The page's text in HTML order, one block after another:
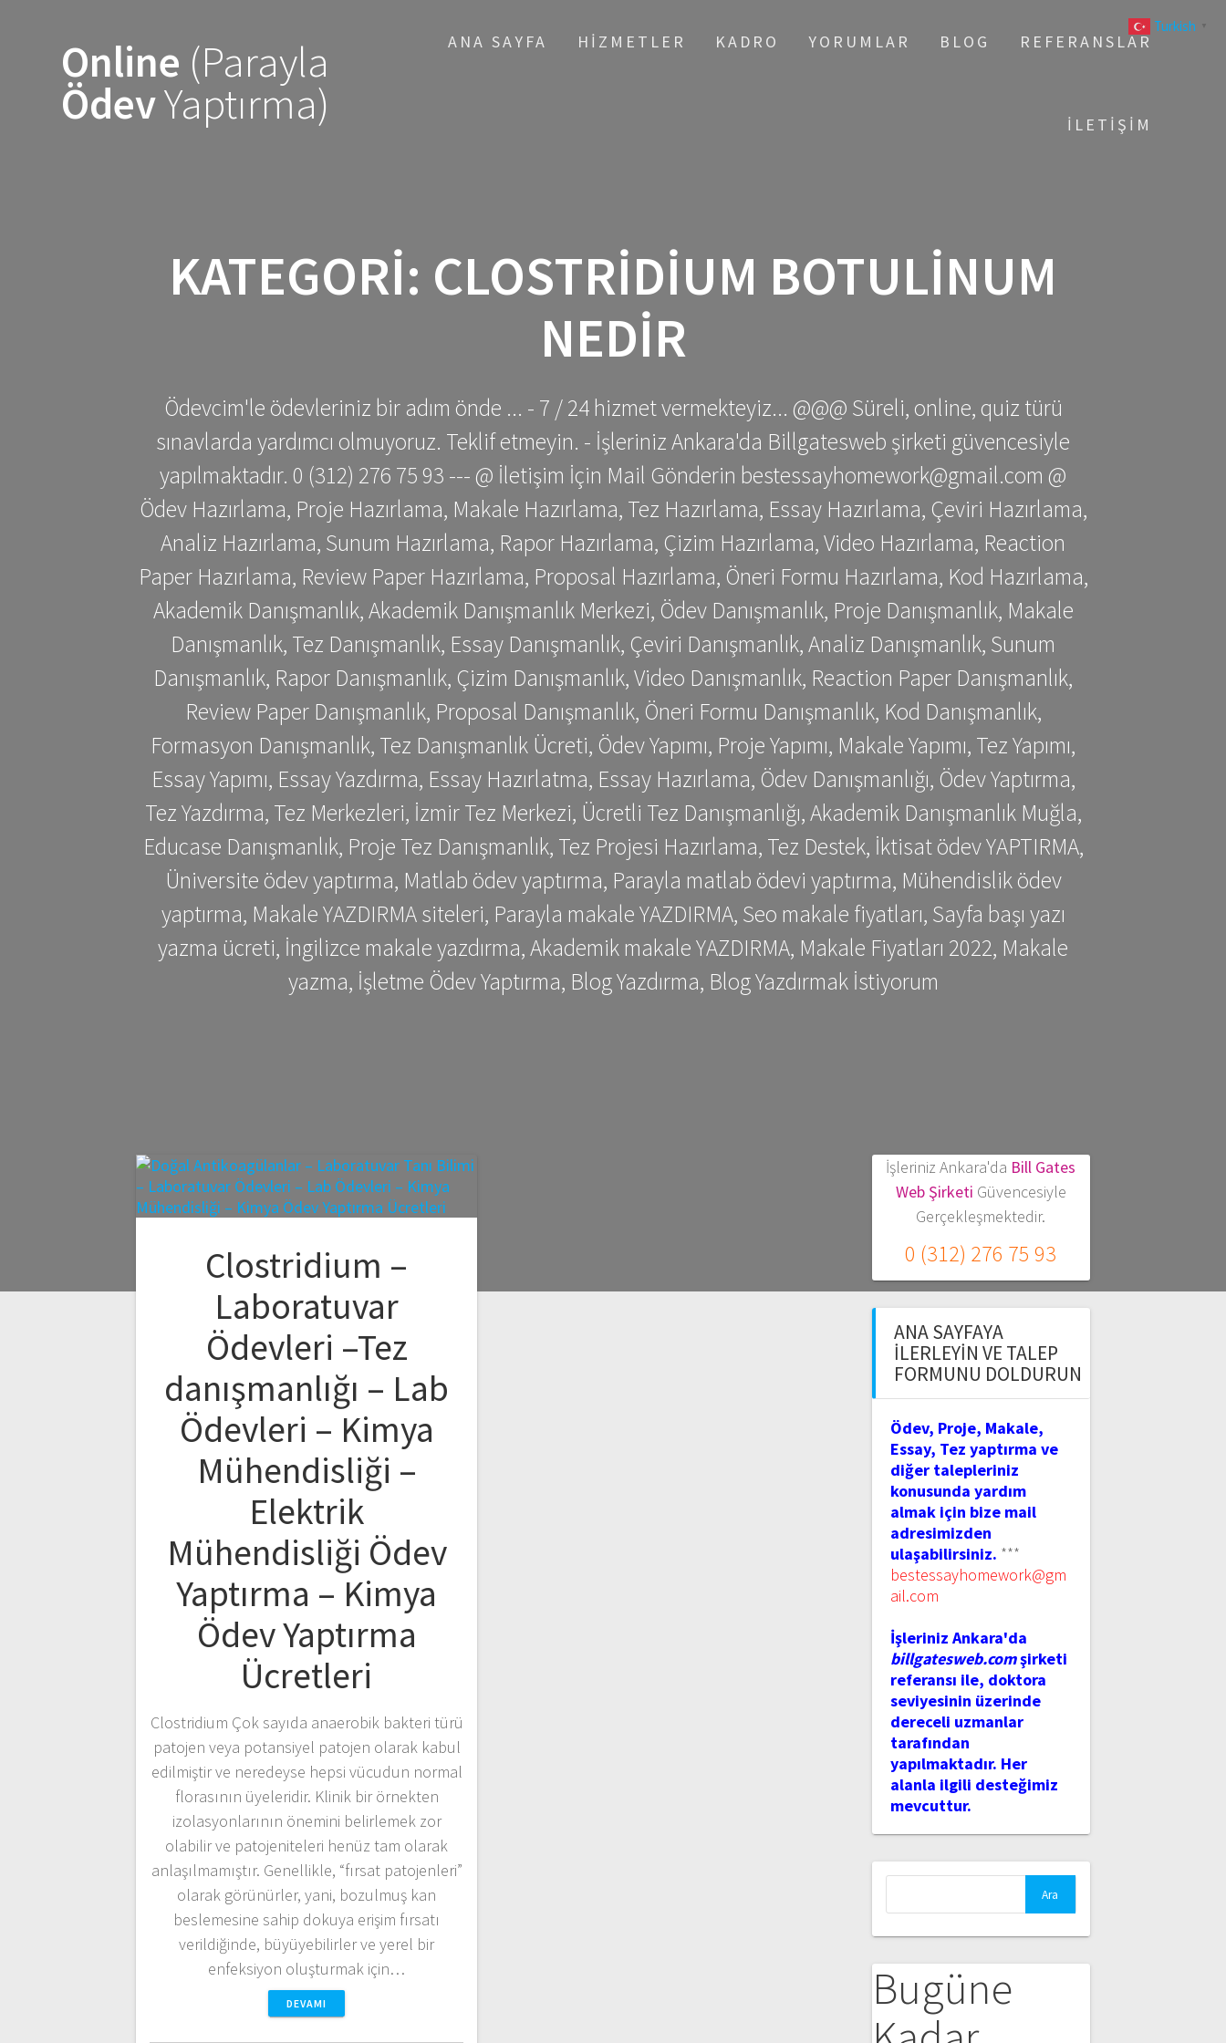
Online (Parayla
ÖdevYaptırma)
ANA SAYFA HIZMETLER KADRO YORUMLAR BLOG REFERANSLAR
İLETIŞIM
KATEGORI: CLOSTRIDIUM BOTULINUM
NEDIR
Ödevcim'le ödevleriniz bir adım önde ... - 7 / 24 hizmet vermekteyiz... @@@ Süreli, online, quiz türü
sınavlarda yardımcı olmuyoruz. Teklif etmeyin. - İşleriniz Ankara'da Billgatesweb şirketi güvencesiyle
yapılmaktadır. 0 (312) 276 75 93 --- @ İletişim İçin Mail Gönderin bestessayhomework@gmail.com @
Ödev Hazırlama, Proje Hazırlama, Makale Hazırlama, Tez Hazırlama, Essay Hazırlama, Çeviri Hazırlama,
Analiz Hazırlama, Sunum Hazırlama, Rapor Hazırlama, Çizim Hazırlama, Video Hazırlama, Reaction
Paper Hazırlama, Review Paper Hazırlama, Proposal Hazırlama, Öneri Formu Hazırlama, Kod Hazırlama,
Akademik Danışmanlık, Akademik Danışmanlık Merkezi, Ödev Danışmanlık, Proje Danışmanlık, Makale
Danışmanlık, Tez Danışmanlık, Essay Danışmanlık, Çeviri Danışmanlık, Analiz Danışmanlık, Sunum
Danışmanlık, Rapor Danışmanlık, Çizim Danışmanlık, Video Danışmanlık, Reaction Paper Danışmanlık,
Review Paper Danışmanlık, Proposal Danışmanlık, Öneri Formu Danışmanlık, Kod Danışmanlık,
Formasyon Danışmanlık, Tez Danışmanlık Ücreti, Ödev Yapımı, Proje Yapımı, Makale Yapımı, Tez Yapımı,
Essay Yapımı, Essay Yazdırma, Essay Hazırlatma, Essay Hazırlama, Ödev Danışmanlığı, Ödev Yaptırma,
Tez Yazdırma, Tez Merkezleri, İzmir Tez Merkezi, Ücretli Tez Danışmanlığı, Akademik Danışmanlık Muğla,
Educase Danışmanlık, Proje Tez Danışmanlık, Tez Projesi Hazırlama, Tez Destek, İktisat ödev YAPTIRMA,
Üniversite ödev yaptırma, Matlab ödev yaptırma, Parayla matlab ödevi yaptırma, Mühendislik ödev
yaptırma, Makale YAZDIRMA siteleri, Parayla makale YAZDIRMA, Seo makale fiyatları, Sayfa başı yazı
yazma ücreti, İngilizce makale yazdırma, Akademik makale YAZDIRMA, Makale Fiyatları 2022, Makale
yazma, İşletme Ödev Yaptırma, Blog Yazdırma, Blog Yazdırmak İstiyorum
Clostridium –
Laboratuvar
Ödevleri –Tez
danışmanlığı – Lab
Ödevleri – Kimya
Mühendisliği –
Elektrik
Mühendisliği Ödev
Yaptırma – Kimya
Ödev Yaptırma
Ücretleri
Clostridium Çok sayıda anaerobik bakteri türü
patojen veya potansiyel patojen olarak kabul
edilmiştir ve neredeyse hepsi vücudun normal
florasının üyeleridir. Klinik bir örnekten
izolasyonlarının önemini belirlemek zor
olabilir ve patojeniteleri henüz tam olarak
anlaşılmamıştır. Genellikle, “fırsat patojenleri”
olarak görünürler, yani, bozulmuş kan
beslemesine sahip dokuya erişim fırsatı
verildiğinde, büyüyebilirler ve yerel bir
enfeksiyon oluşturmak için…
DEVAMI
İşleriniz Ankara'da Bill Gates
Web Şirketi Güvencesiyle
Gerçekleşmektedir.
0 (312) 276 75 93
ANA SAYFAYA
İLERLEYIN VE TALEP
FORMUNU DOLDURUN
Ödev, Proje, Makale,
Essay, Tez yaptırma ve
diğer talepleriniz
konusunda yardım
almak için bize mail
adresimizden
ulaşabilirsiniz. ***
bestessayhomework@gm
ail.com
İşleriniz Ankara'da
billgatesweb.comşirketi
referansı ile, doktora
seviyesinin üzerinde
dereceli uzmanlar
tarafından
yapılmaktadır. Her
alanla ilgili desteğimiz
mevcuttur.
Bugüne
Turkish ▼